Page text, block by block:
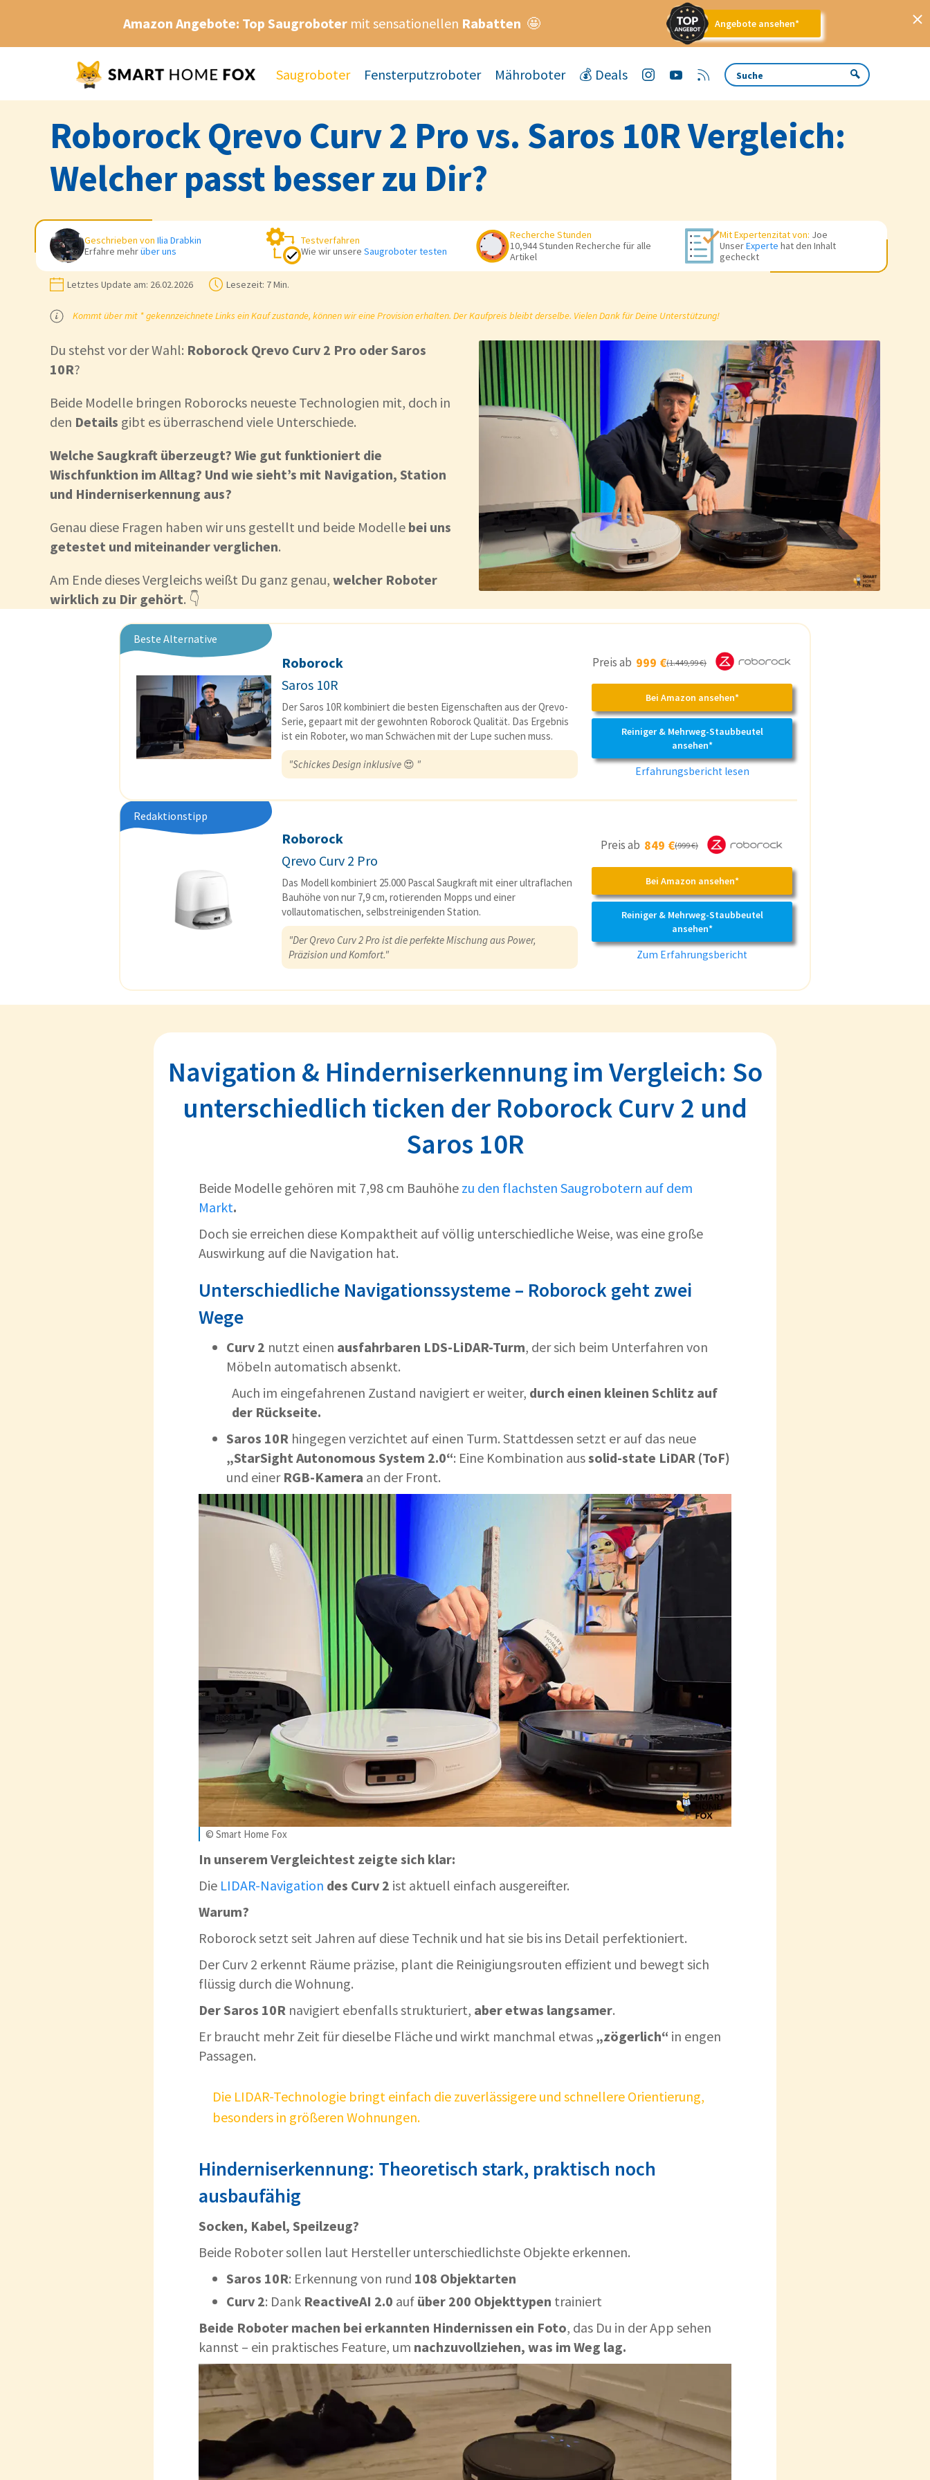
Amazon Angebote: Top Saugrobotermit sensationellen Rabatten 🤩 Angebote ansehen*
Saugroboter Fensterputzroboter Mähroboter 💰 Deals
Roborock Qrevo Curv 2 Pro vs. Saros 10R Vergleich:
Welcher passt besser zu Dir?
Geschrieben von Ilia Drabkin
Erfahre mehrüber uns
Testverfahren
Wie wir unsere Saugroboter testen
Recherche Stunden
10,944 Stunden Recherche für alle
Artikel
Mit Expertenzitat von: Joe
UnserExperte hat den Inhalt
gecheckt
Letztes Update am: 26.02.2026 Lesezeit: 7 Min.
Kommt über mit * gekennzeichnete Links ein Kauf zustande, können wir eine Provision erhalten. Der Kaufpreis bleibt derselbe. Vielen Dank für Deine Unterstützung!
Du stehst vor der Wahl: Roborock Qrevo Curv 2 Pro oder Saros
10R?
Beide Modelle bringen Roborocks neueste Technologien mit, doch in
den Details gibt es überraschend viele Unterschiede.
Welche Saugkraft überzeugt? Wie gut funktioniert die
Wischfunktion im Alltag? Und wie sieht’s mit Navigation, Station
und Hinderniserkennung aus?
Genau diese Fragen haben wir uns gestellt und beide Modelle bei uns
getestet und miteinander verglichen.
Am Ende dieses Vergleichs weißt Du ganz genau, welcher Roboter
wirklich zu Dir gehört. 👇
Beste Alternative
Roborock
Saros 10R
Der Saros 10R kombiniert die besten Eigenschaften aus der Qrevo-
Serie, gepaart mit der gewohnten Roborock Qualität. Das Ergebnis
ist ein Roboter, wo man Schwächen mit der Lupe suchen muss.
"Schickes Design inklusive 😍 "
Preis ab 999 €(1.449,99 €)
Bei Amazon ansehen*
Reiniger & Mehrweg-Staubbeutel
ansehen*
Erfahrungsbericht lesen
Redaktionstipp
Roborock
Qrevo Curv 2 Pro
Das Modell kombiniert 25.000 Pascal Saugkraft mit einer ultraflachen
Bauhöhe von nur 7,9 cm, rotierenden Mopps und einer
vollautomatischen, selbstreinigenden Station.
"Der Qrevo Curv 2 Pro ist die perfekte Mischung aus Power,
Präzision und Komfort."
Preis ab 849 €(999 €)
Bei Amazon ansehen*
Reiniger & Mehrweg-Staubbeutel
ansehen*
Zum Erfahrungsbericht
Navigation & Hinderniserkennung im Vergleich: So
unterschiedlich ticken der Roborock Curv 2 und
Saros 10R
Beide Modelle gehören mit 7,98 cm Bauhöhe zu den flachsten Saugrobotern auf dem
Markt.
Doch sie erreichen diese Kompaktheit auf völlig unterschiedliche Weise, was eine große
Auswirkung auf die Navigation hat.
Unterschiedliche Navigationssysteme – Roborock geht zwei
Wege
Curv 2 nutzt einen ausfahrbaren LDS-LiDAR-Turm, der sich beim Unterfahren von
Möbeln automatisch absenkt.
Auch im eingefahrenen Zustand navigiert er weiter, durch einen kleinen Schlitz auf
der Rückseite.
Saros 10R hingegen verzichtet auf einen Turm. Stattdessen setzt er auf das neue
„StarSight Autonomous System 2.0“: Eine Kombination aussolid-state LiDAR (ToF)
und einer RGB-Kamera an der Front.
© Smart Home Fox
In unserem Vergleichtest zeigte sich klar:
Die LIDAR-Navigation des Curv 2 ist aktuell einfach ausgereifter.
Warum?
Roborock setzt seit Jahren auf diese Technik und hat sie bis ins Detail perfektioniert.
Der Curv 2 erkennt Räume präzise, plant die Reinigiungsrouten effizient und bewegt sich
flüssig durch die Wohnung.
Der Saros 10R navigiert ebenfalls strukturiert, aber etwas langsamer.
Er braucht mehr Zeit für dieselbe Fläche und wirkt manchmal etwas „zögerlich“ in engen
Passagen.
Die LIDAR-Technologie bringt einfach die zuverlässigere und schnellere Orientierung,
besonders in größeren Wohnungen.
Hinderniserkennung: Theoretisch stark, praktisch noch
ausbaufähig
Socken, Kabel, Speilzeug?
Beide Roboter sollen laut Hersteller unterschiedlichste Objekte erkennen.
Saros 10R: Erkennung von rund 108 Objektarten
Curv 2: Dank ReactiveAI 2.0 auf über 200 Objekttypen trainiert
Beide Roboter machen bei erkannten Hindernissen ein Foto, das Du in der App sehen
kannst – ein praktisches Feature, um nachzuvollziehen, was im Weg lag.